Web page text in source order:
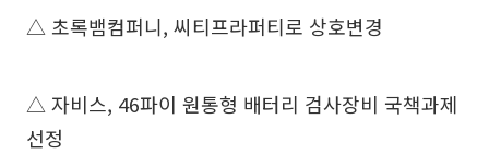
△ 초록뱀컴퍼니, 씨티프라퍼티로 상호변경
△ 자비스, 46파이 원통형 배터리 검사장비 국책과제
선정